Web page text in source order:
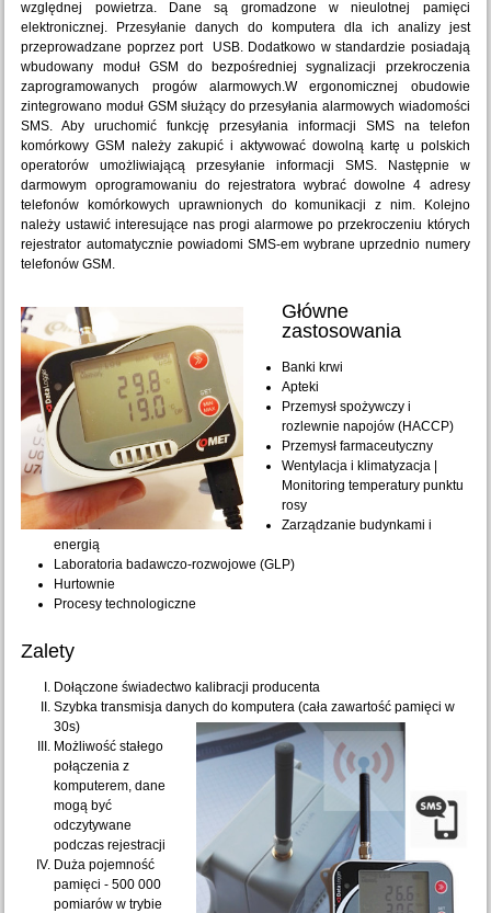
względnej powietrza. Dane są gromadzone w nieulotnej pamięci
elektronicznej. Przesyłanie danych do komputera dla ich analizy jest
przeprowadzane poprzez port USB. Dodatkowo w standardzie posiadają
wbudowany moduł GSM do bezpośredniej sygnalizacji przekroczenia
zaprogramowanych progów alarmowych.W ergonomicznej obudowie
zintegrowano moduł GSM służący do przesyłania alarmowych wiadomości
SMS. Aby uruchomić funkcję przesyłania informacji SMS na telefon
komórkowy GSM należy zakupić i aktywować dowolną kartę u polskich
operatorów umożliwiającą przesyłanie informacji SMS. Następnie w
darmowym oprogramowaniu do rejestratora wybrać dowolne 4 adresy
telefonów komórkowych uprawnionych do komunikacji z nim. Kolejno
należy ustawić interesujące nas progi alarmowe po przekroczeniu których
rejestrator automatycznie powiadomi SMS-em wybrane uprzednio numery
telefonów GSM.
Główne
zastosowania
Banki krwi
Apteki
Przemysł spożywczy i
rozlewnie napojów (HACCP)
Przemysł farmaceutyczny
Wentylacja i klimatyzacja |
Monitoring temperatury punktu
rosy
Zarządzanie budynkami i
energią
Laboratoria badawczo-rozwojowe (GLP)
Hurtownie
Procesy technologiczne
Zalety
Dołączone świadectwo kalibracji producenta
Szybka transmisja danych do komputera (cała zawartość pamięci w
30s)
Możliwość stałego
połączenia z
komputerem, dane
mogą być
odczytywane
podczas rejestracji
Duża pojemność
pamięci - 500 000
pomiarów w trybie